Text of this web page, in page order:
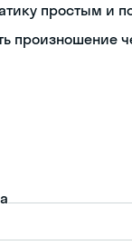
простым и
произношение